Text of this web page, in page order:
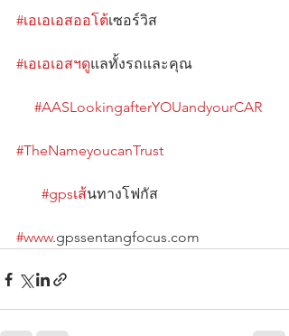
#เอเอเอสออโต้เซอร์วิส
#เอเอเอสฯดูแลทั้งรถและคุณ
#AASLookingafterYOUandyourCAR
#TheNameyoucanTrust
#gpsเส้นทางโฟกัส
#www.gpssentangfocus.com